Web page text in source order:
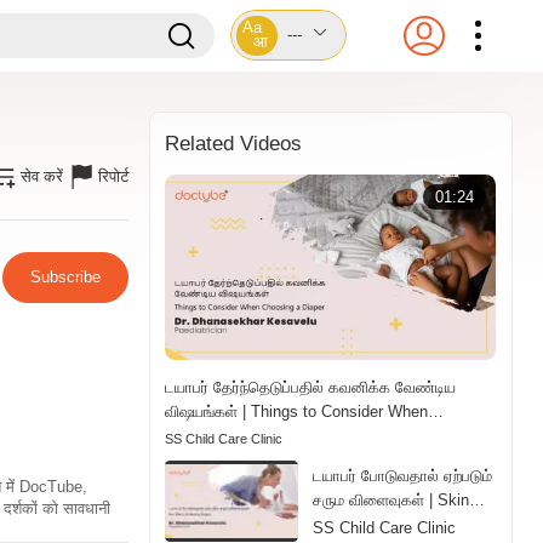
Aa
आ
---
सेव करें रिपोर्ट
Subscribe
में DocTube,
को सावधानी
Related Videos
01:24
டயாபர் தேர்ந்தெடுப்பதில் கவனிக்க வேண்டிய
விஷயங்கள் | Things to Consider When
Choosing a Diaper | Tamil
SS Child Care Clinic
டயாபர் போடுவதால் ஏற்படும்
சரும விளைவுகள் | Skin
Effects of Wearing
SS Child Care Clinic